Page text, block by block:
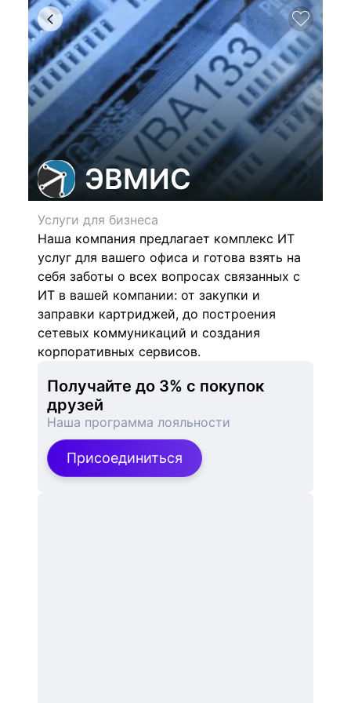
ЭВМИС
Услуги для бизнеса
Наша компания предлагает комплекс ИТ
услуг для вашего офиса и готова взять на
себя заботы о всех вопросах связанных с
ИТ в вашей компании: от закупки и
заправки картриджей, до построения
сетевых коммуникаций и создания
корпоративных сервисов.
Получайте до 3% с покупок
друзей
Наша программа лояльности
Присоединиться